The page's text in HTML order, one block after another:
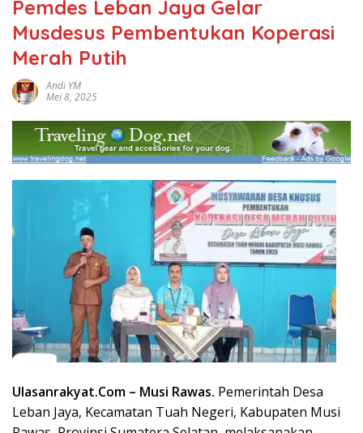
Pemdes Leban Jaya Gelar
Musdesus Pembentukan Koperasi
Merah Putih
Andi YM
Mei 8, 2025
Ulasanrakyat.Com – Musi Rawas. Pemerintah Desa
Leban Jaya, Kecamatan Tuah Negeri, Kabupaten Musi